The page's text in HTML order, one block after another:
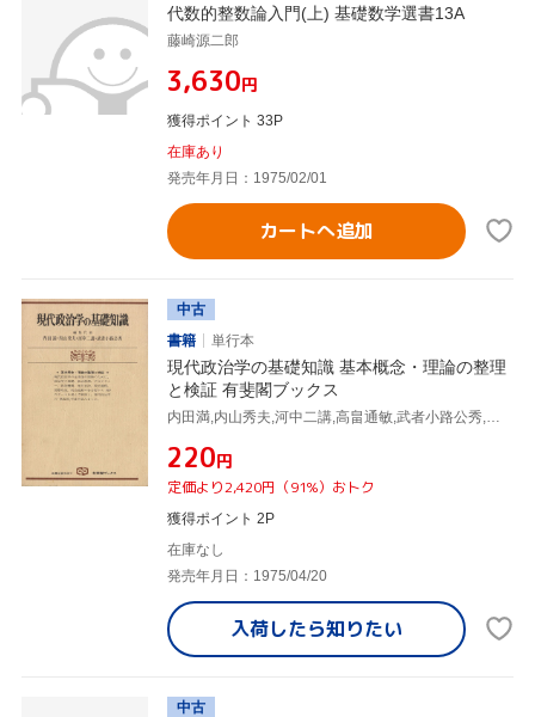
代数的整数論入門(上) 基礎数学選書13A
藤崎源二郎
¥3,630円
獲得ポイント 33P
在庫あり
発売年月日：1975/02/01
カートへ追加
中古
書籍
単行本
現代政治学の基礎知識 基本概念・理論の整理
と検証 有斐閣ブックス
¥220円
定価より2,420円（91%）おトク
獲得ポイント 2P
在庫なし
発売年月日：1975/04/20
入荷したら知りたい
中古